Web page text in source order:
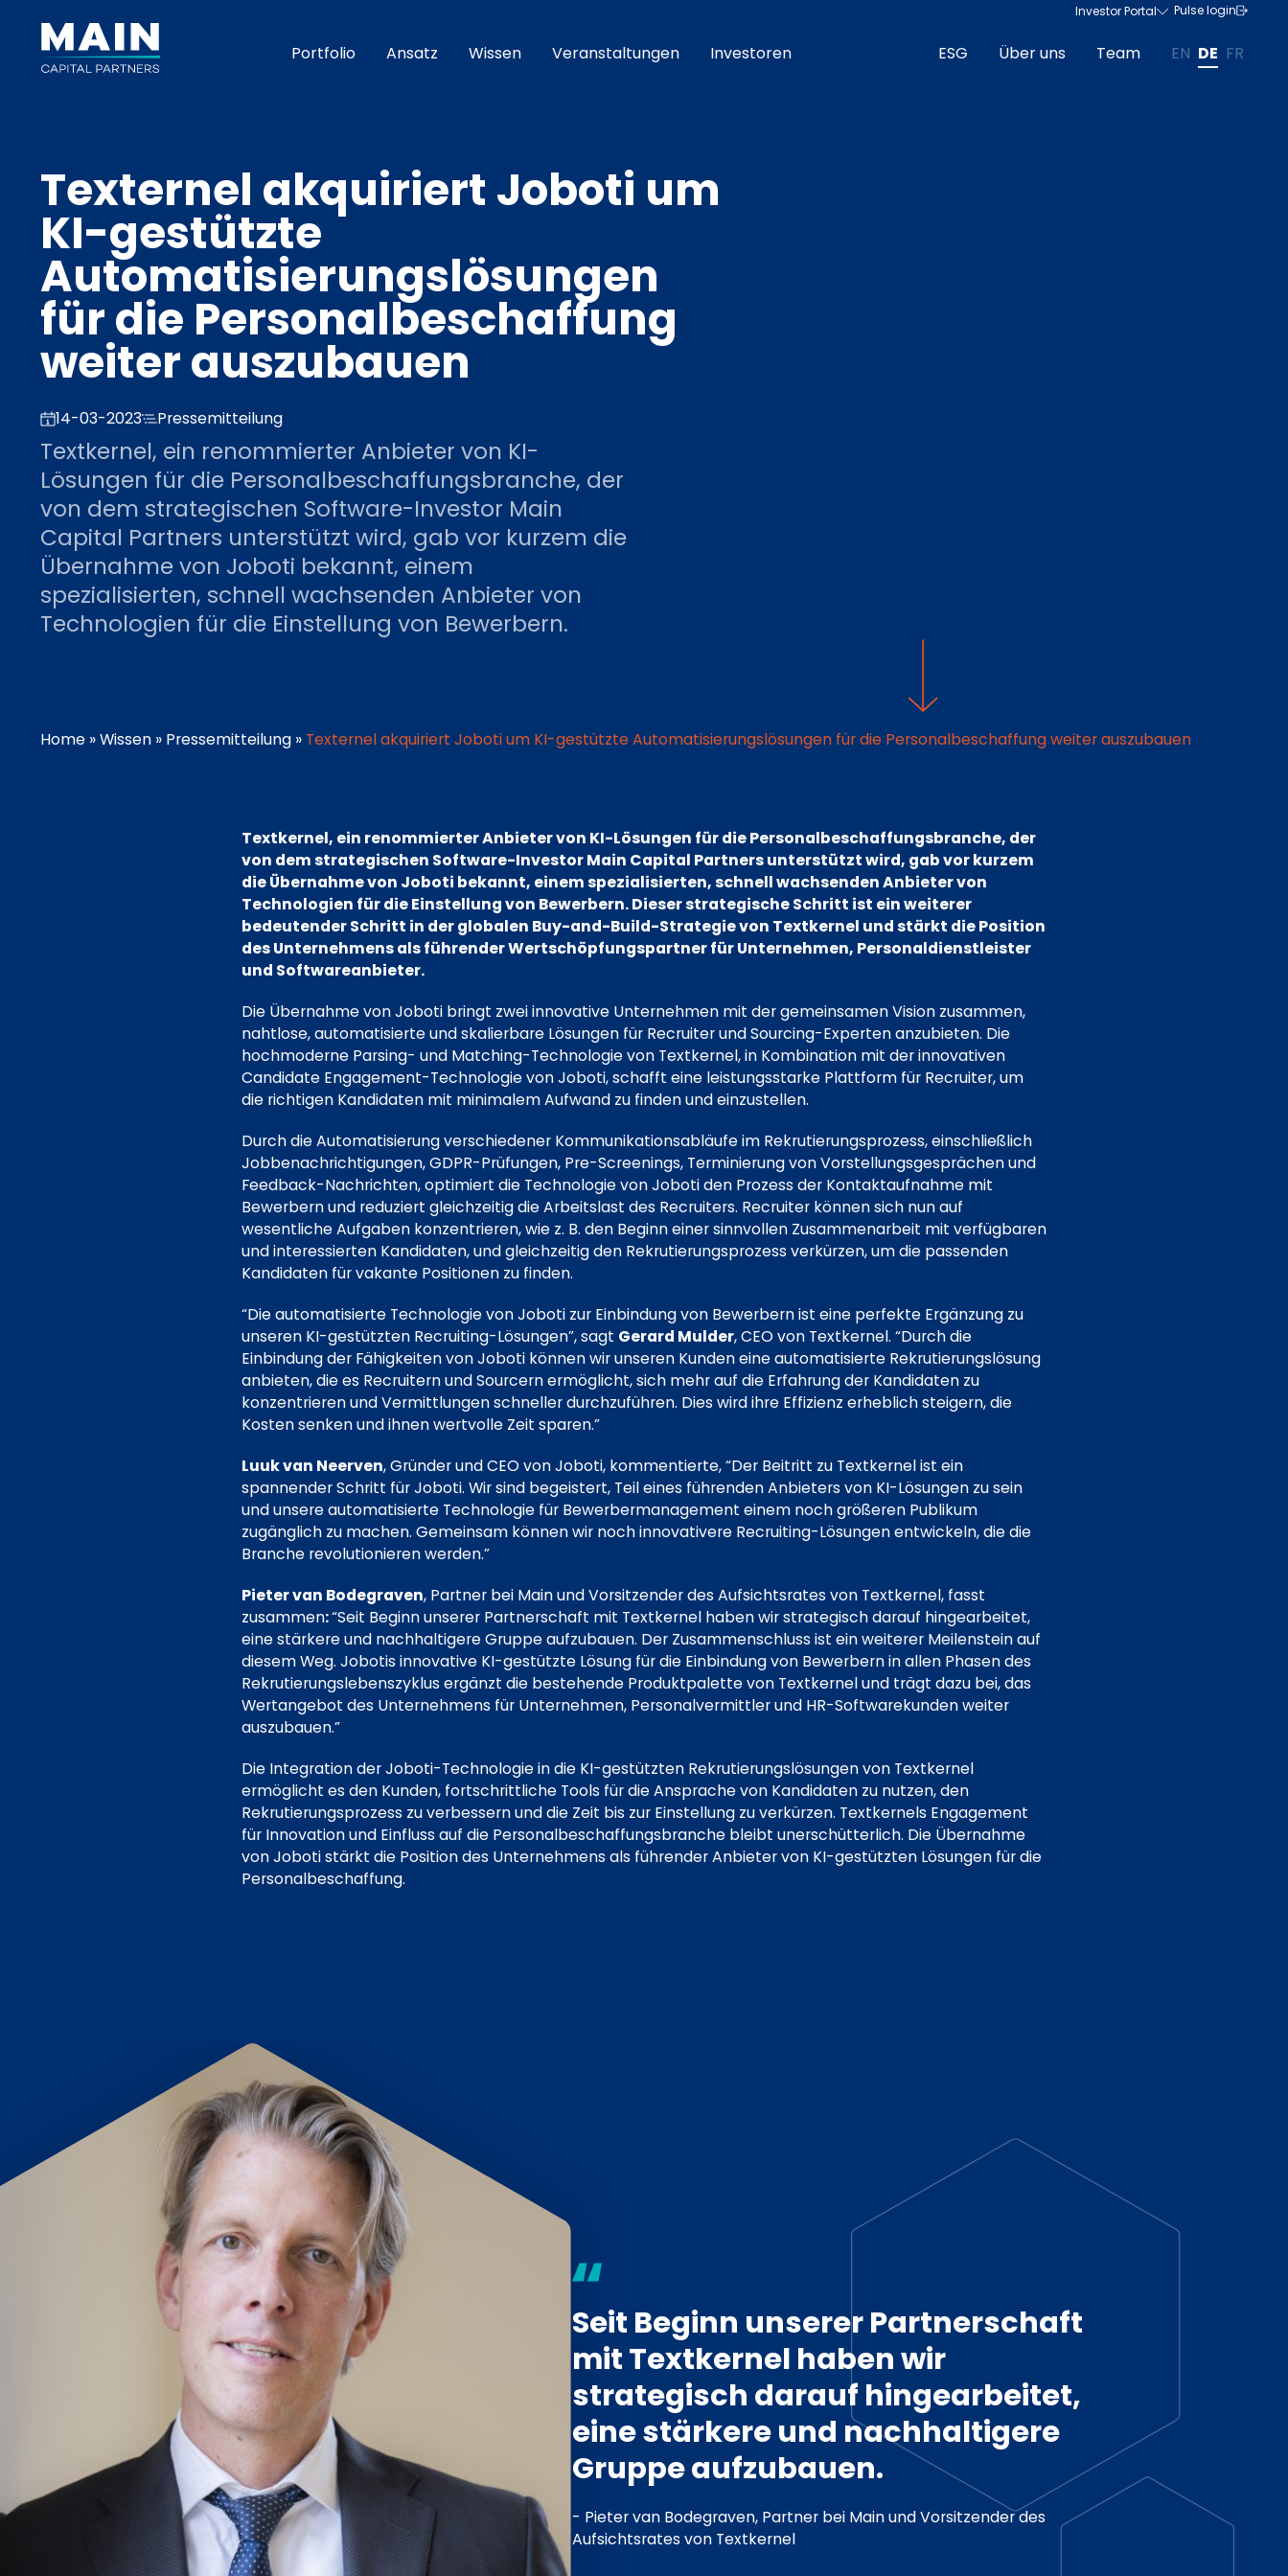
Investor Portal Pulse login
Portfolio Ansatz Wissen Veranstaltungen Investoren ESG Über uns Team EN DE FR
Texternel akquiriert Joboti um
KI-gestützte
Automatisierungslösungen
für die Personalbeschaffung
weiter auszubauen
14-03-2023 Pressemitteilung
Textkernel, ein renommierter Anbieter von KI-
Lösungen für die Personalbeschaffungsbranche, der
von dem strategischen Software-Investor Main
Capital Partners unterstützt wird, gab vor kurzem die
Übernahme von Joboti bekannt, einem
spezialisierten, schnell wachsenden Anbieter von
Technologien für die Einstellung von Bewerbern.
Home »Wissen » Pressemitteilung » Texternel akquiriert Joboti um KI-gestützte Automatisierungslösungen für die Personalbeschaffung weiter auszubauen
Textkernel, ein renommierter Anbieter von KI-Lösungen für die Personalbeschaffungsbranche, der
von dem strategischen Software-Investor Main Capital Partners unterstützt wird, gab vor kurzem
die Übernahme von Joboti bekannt, einem spezialisierten, schnell wachsenden Anbieter von
Technologien für die Einstellung von Bewerbern. Dieser strategische Schritt ist ein weiterer
bedeutender Schritt in der globalen Buy-and-Build-Strategie von Textkernel und stärkt die Position
des Unternehmens als führender Wertschöpfungspartner für Unternehmen, Personaldienstleister
und Softwareanbieter.
Die Übernahme von Joboti bringt zwei innovative Unternehmen mit der gemeinsamen Vision zusammen,
nahtlose, automatisierte und skalierbare Lösungen für Recruiter und Sourcing-Experten anzubieten. Die
hochmoderne Parsing- und Matching-Technologie von Textkernel, in Kombination mit der innovativen
Candidate Engagement-Technologie von Joboti, schafft eine leistungsstarke Plattform für Recruiter, um
die richtigen Kandidaten mit minimalem Aufwand zu finden und einzustellen.
Durch die Automatisierung verschiedener Kommunikationsabläufe im Rekrutierungsprozess, einschließlich
Jobbenachrichtigungen, GDPR-Prüfungen, Pre-Screenings, Terminierung von Vorstellungsgesprächen und
Feedback-Nachrichten, optimiert die Technologie von Joboti den Prozess der Kontaktaufnahme mit
Bewerbern und reduziert gleichzeitig die Arbeitslast des Recruiters. Recruiter können sich nun auf
wesentliche Aufgaben konzentrieren, wie z. B. den Beginn einer sinnvollen Zusammenarbeit mit verfügbaren
und interessierten Kandidaten, und gleichzeitig den Rekrutierungsprozess verkürzen, um die passenden
Kandidaten für vakante Positionen zu finden.
“Die automatisierte Technologie von Joboti zur Einbindung von Bewerbern ist eine perfekte Ergänzung zu
unseren KI-gestützten Recruiting-Lösungen”, sagt Gerard Mulder, CEO von Textkernel. “Durch die
Einbindung der Fähigkeiten von Joboti können wir unseren Kunden eine automatisierte Rekrutierungslösung
anbieten, die es Recruitern und Sourcern ermöglicht, sich mehr auf die Erfahrung der Kandidaten zu
konzentrieren und Vermittlungen schneller durchzuführen. Dies wird ihre Effizienz erheblich steigern, die
Kosten senken und ihnen wertvolle Zeit sparen.”
Luuk van Neerven, Gründer und CEO von Joboti, kommentierte, “Der Beitritt zu Textkernel ist ein
spannender Schritt für Joboti. Wir sind begeistert, Teil eines führenden Anbieters von KI-Lösungen zu sein
und unsere automatisierte Technologie für Bewerbermanagement einem noch größeren Publikum
zugänglich zu machen. Gemeinsam können wir noch innovativere Recruiting-Lösungen entwickeln, die die
Branche revolutionieren werden.”
Pieter van Bodegraven, Partner bei Main und Vorsitzender des Aufsichtsrates von Textkernel, fasst
zusammen:“Seit Beginn unserer Partnerschaft mit Textkernel haben wir strategisch darauf hingearbeitet,
eine stärkere und nachhaltigere Gruppe aufzubauen. Der Zusammenschluss ist ein weiterer Meilenstein auf
diesem Weg. Jobotis innovative KI-gestützte Lösung für die Einbindung von Bewerbern in allen Phasen des
Rekrutierungslebenszyklus ergänzt die bestehende Produktpalette von Textkernel und trägt dazu bei, das
Wertangebot des Unternehmens für Unternehmen, Personalvermittler und HR-Softwarekunden weiter
auszubauen.”
Die Integration der Joboti-Technologie in die KI-gestützten Rekrutierungslösungen von Textkernel
ermöglicht es den Kunden, fortschrittliche Tools für die Ansprache von Kandidaten zu nutzen, den
Rekrutierungsprozess zu verbessern und die Zeit bis zur Einstellung zu verkürzen. Textkernels Engagement
für Innovation und Einfluss auf die Personalbeschaffungsbranche bleibt unerschütterlich. Die Übernahme
von Joboti stärkt die Position des Unternehmens als führender Anbieter von KI-gestützten Lösungen für die
Personalbeschaffung.
Seit Beginn unserer Partnerschaft
mit Textkernel haben wir
strategisch darauf hingearbeitet,
eine stärkere und nachhaltigere
Gruppe aufzubauen.
- Pieter van Bodegraven, Partner bei Main und Vorsitzender des
Aufsichtsrates von Textkernel